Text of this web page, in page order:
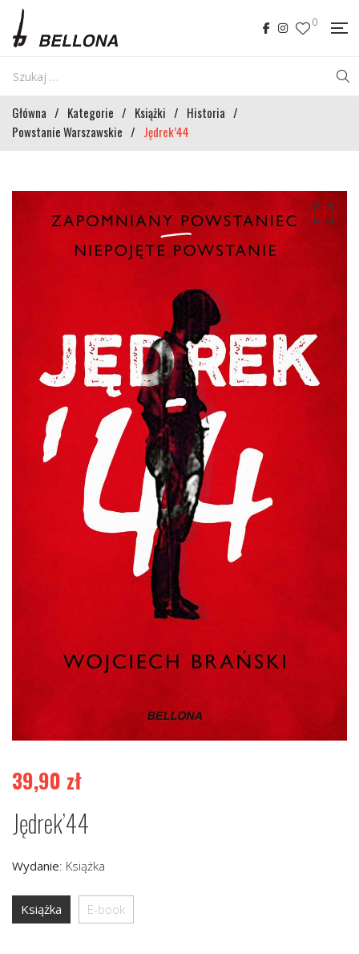
0
Główna / Kategorie / Książki / Historia /
Powstanie Warszawskie / Jędrek’44
39,90 zł
Jędrek’44
Wydanie: Książka
Książka E-book